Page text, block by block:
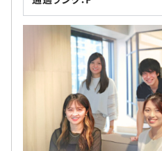
日）
賞与：年2回（7月・12月）
※実績：4カ月分支給
に背負わせない」ための
エンジニアは安心して新
できます。 ■当社が提供する価値 当社が提供してい
るのは、単なる開発環境や
技術領域を広げられるこ
・役割を広げられること これらを「一時的な機会」
ではなく、継続的に再現できる
として、現在のスキルを
場価値を主体的に高めて